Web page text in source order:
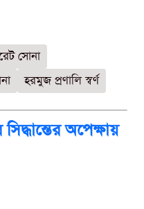
সোনা
হরমুজ প্রণালি স্বর্ণ
অপেক্ষায়